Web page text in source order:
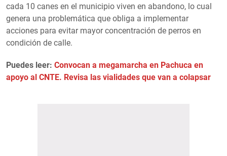
cada 10 canes en el municipio viven en abandono, lo cual
genera una problemática que obliga a implementar
acciones para evitar mayor concentración de perros en
condición de calle.
Puedes leer: Convocan a megamarcha en Pachuca en
apoyo al CNTE. Revisa las vialidades que van a colapsar